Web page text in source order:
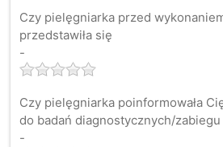
Czy pielęgniarka przed
przedstawiła się
-
Czy pielęgniarka poinformowała
do badań diagnostycznych/zabiegu
-